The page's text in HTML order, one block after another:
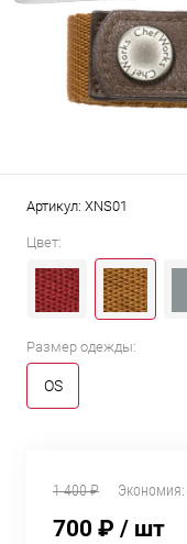
Артикул: XNS01
Цвет:
Размер одежды:
OS
1 400 ₽ Экономия:
700 ₽ / шт